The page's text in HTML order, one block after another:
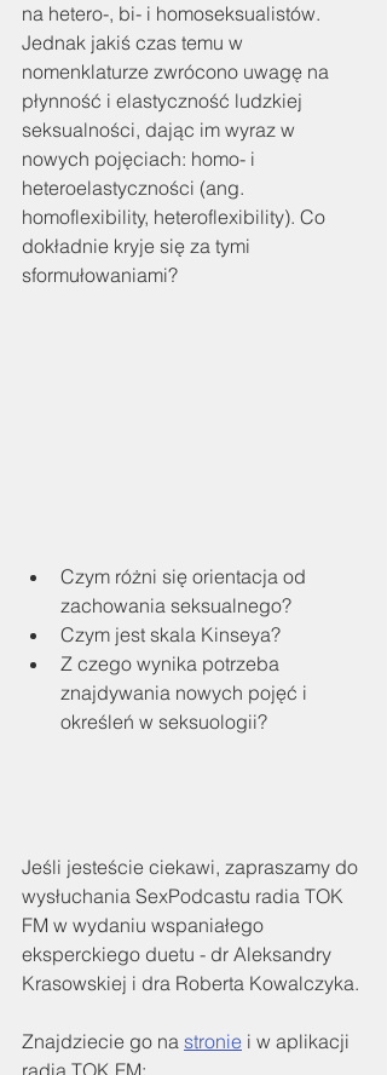
na hetero-, bi- i homoseksualistów.
Jednak jakiś czas temu w
nomenklaturze zwrócono uwagę na
płynność i elastyczność ludzkiej
seksualności, dając im wyraz w
nowych pojęciach: homo- i
heteroelastyczności (ang.
homoflexibility, heteroflexibility). Co
dokładnie kryje się za tymi
sformułowaniami?
Czym różni się orientacja od
zachowania seksualnego?
Czym jest skala Kinseya?
Z czego wynika potrzeba
znajdywania nowych pojęć i
określeń w seksuologii?
Jeśli jesteście ciekawi, zapraszamy do
wysłuchania SexPodcastu radia TOK
FM w wydaniu wspaniałego
eksperckiego duetu - dr Aleksandry
Krasowskiej i dra Roberta Kowalczyka.
Znajdziecie go na stronie i w aplikacji